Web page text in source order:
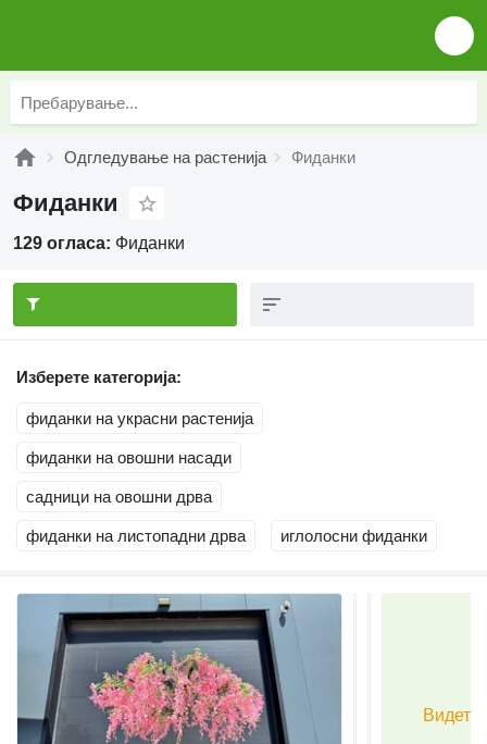
Одгледување на растенија Фиданки
Фиданки
129 огласа: Фиданки
Изберете категорија:
фиданки на украсни растенија
фиданки на овошни насади
садници на овошни дрва
фиданки на листопадни дрва иглолосни фиданки